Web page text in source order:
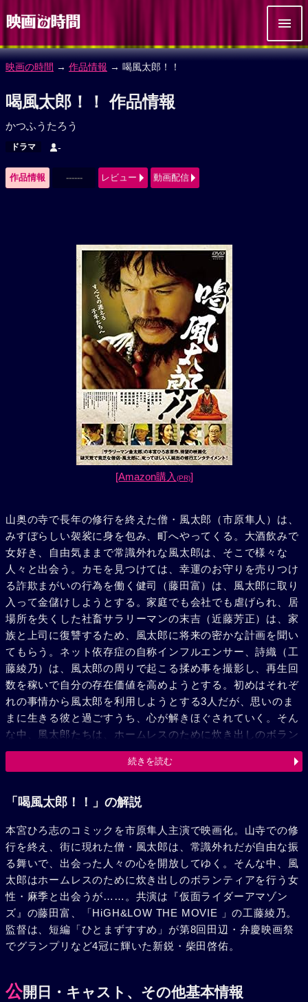
映画の時間 → 作品情報 → 喝風太郎！！
喝風太郎！！ 作品情報
かつふうたろう
ドラマ -
作品情報 ------ レビュー 動画配信
[Amazon購入 (PR)]
山奥の寺で長年の修行を終えた僧・風太郎（市原隼人）は、
みすぼらしい袈裟に身を包み、町へやってくる。大酒飲みで
女好き、自由気ままで常識外れな風太郎は、そこで様々な
人々と出会う。カモを見つけては、幸運のお守りを売りつけ
る詐欺まがいの行為を働く健司（藤田富）は、風太郎に取り
入って金儲けしようとする。家庭でも会社でも虐げられ、居
場所を失くした社畜サラリーマンの末吉（近藤芳正）は、家
族と上司に復讐するため、風太郎に将来の密かな計画を聞い
てもらう。ネット依存症の自称インフルエンサー、詩織（工
藤綾乃）は、風太郎の周りで起こる揉め事を撮影し、再生回
数を稼いで自分の存在価値を高めようとする。初めはそれぞ
れの事情から風太郎を利用しようとする3人だが、思いのま
まに生きる彼と過ごすうち、心が解きほぐされていく。そん
な中、風太郎たちは、ホームレスのために炊き出しのボラン
ティア活動を行う美しい女性・麻季（鶴田真由）と出会う。
だが、麻季には裏の顔があり、風太郎たちは思わぬ事態に巻
続きを読む
「喝風太郎！！」の解説
本宮ひろ志のコミックを市原隼人主演で映画化。山寺での修
行を終え、街に現れた僧・風太郎は、常識外れだが自由な振
る舞いで、出会った人々の心を開放してゆく。そんな中、風
太郎はホームレスのために炊き出しのボランティアを行う女
性・麻季と出会うが……。共演は『仮面ライダーアマゾン
ズ』の藤田富、「HiGH&LOW THE MOVIE 」の工藤綾乃。
監督は、短編「ひとまずすすめ」が第8回田辺・弁慶映画祭
でグランプリなど4冠に輝いた新鋭・柴田啓佑。
公開日・キャスト、その他基本情報